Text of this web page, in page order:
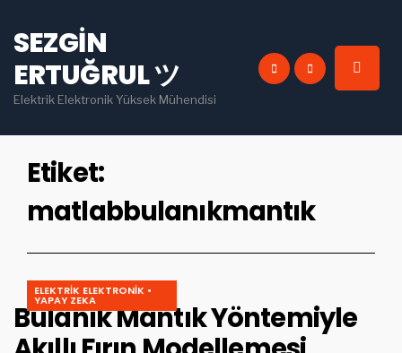
INSTAGRAM
YOU TUBE LINKEDIN
SEZGIN
ERTUĞRUL ツ
Elektrik Elektronik Yüksek Mühendisi
Etiket:
matlabbulanıkmantık
ELEKTRIK ELEKTRONIK •
YAPAY ZEKA
Bulanık Mantık Yöntemiyle